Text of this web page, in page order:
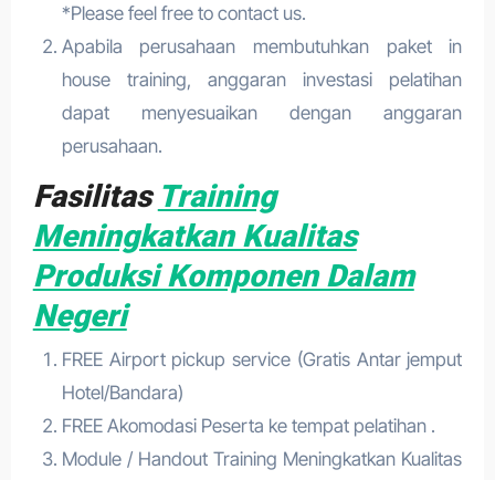
*Please feel free to contact us.
Apabila perusahaan membutuhkan paket in
house training, anggaran investasi pelatihan
dapat menyesuaikan dengan anggaran
perusahaan.
Fasilitas Training
Meningkatkan Kualitas
Produksi Komponen Dalam
Negeri
FREE Airport pickup service (Gratis Antar jemput
Hotel/Bandara)
FREE Akomodasi Peserta ke tempat pelatihan .
Module / Handout Training Meningkatkan Kualitas